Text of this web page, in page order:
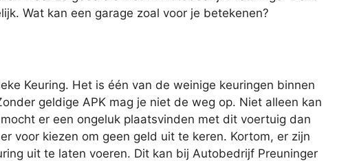
Wat kan een garage zoal voor je betekenen?
Keuring. Het is één van de weinige keuringen binnen
geldige APK mag je niet de weg op. Niet alleen kan
er een ongeluk plaatsvinden met dit voertuig dan
voor kiezen om geen geld uit te keren. Kortom, er zijn
uit te laten voeren. Dit kan bij Autobedrijf Preuninger